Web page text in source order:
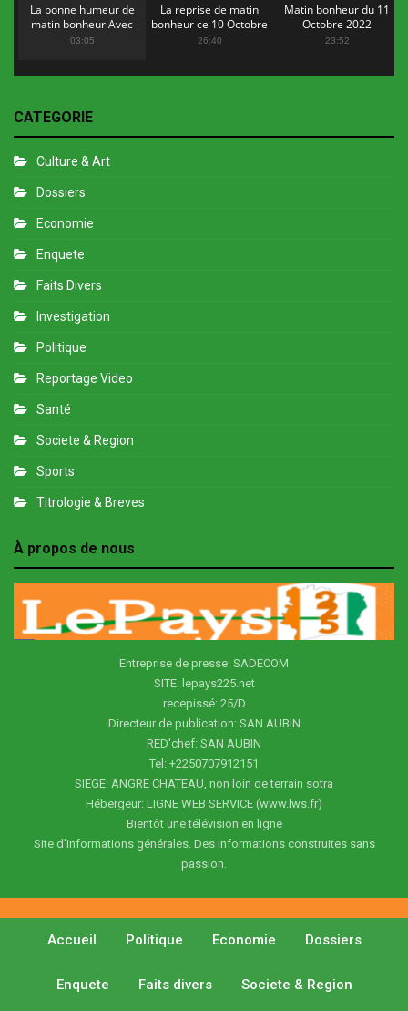
La bonne humeur de
matin bonheur Avec
Flopy Mendosa
03:05
La reprise de matin
bonheur ce 10 Octobre
2022
26:40
Matin bonheur du 11
Octobre 2022
23:52
CATEGORIE
Culture & Art
Dossiers
Economie
Enquete
Faits Divers
Investigation
Politique
Reportage Video
Santé
Societe & Region
Sports
Titrologie & Breves
À propos de nous
Entreprise de presse: SADECOM
SITE: lepays225.net
recepissé: 25/D
Directeur de publication: SAN AUBIN
RED'chef: SAN AUBIN
Tel: +2250707912151
SIEGE: ANGRE CHATEAU, non loin de terrain sotra
Hébergeur: LIGNE WEB SERVICE (www.lws.fr)
Bientôt une télévision en ligne
Site d'informations générales. Des informations construites sans
passion.
Accueil Politique Economie Dossiers
Enquete Faits divers Societe & Region